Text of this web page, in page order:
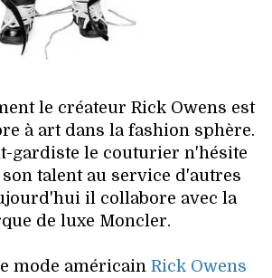
DES MARQUES
& LOISIRS
le créateur Rick Owens est
à art dans la fashion sphère.
gardiste le couturier n'hésite
talent au service d'autres
il collabore avec la
de luxe Moncler.
mode américain Rick Owens